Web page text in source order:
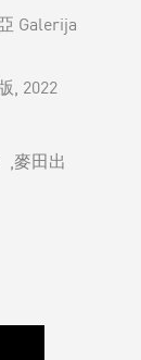
Galerija
, 2022
,麥田出